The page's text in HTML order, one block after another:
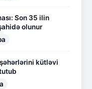
Son 35 ilin
olunur
kütləvi